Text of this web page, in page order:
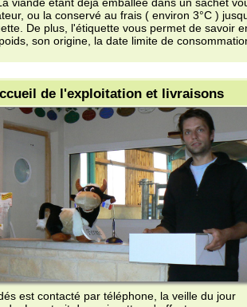
par téléphone, la veille du jour
des caissettes s' effectue
accueil de l'exploitation de 9h00 à
Nous nous déplaçons dans un
un même périmètre.
+, comportant de la viande hachée
du mois ( sauf Décembre ). N'
les dates des prochaines ventes.